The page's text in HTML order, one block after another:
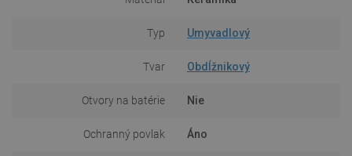
Typ Umyvadlový
Tvar Obdĺžnikový
Otvory na batérie Nie
Ochranný povlak Áno